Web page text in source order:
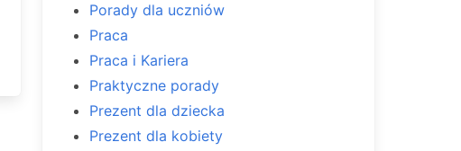
Porady dla uczniów
Praca
Praca i Kariera
Praktyczne porady
Prezent dla dziecka
Prezent dla kobiety